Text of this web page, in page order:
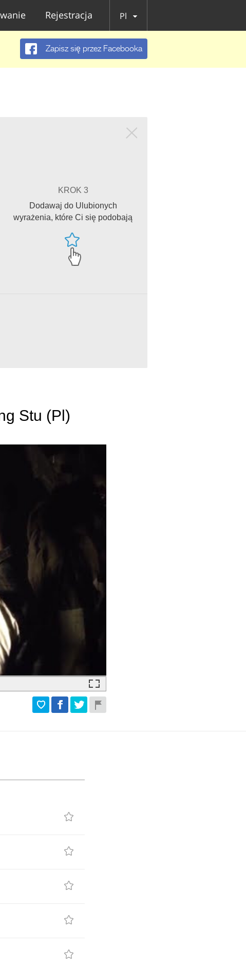
Rejestracja Pl
Zapisz się przez Facebooka
KROK 3
Dodawaj do Ulubionych
wyrażenia, które Ci się podobają
Stu (Pl)